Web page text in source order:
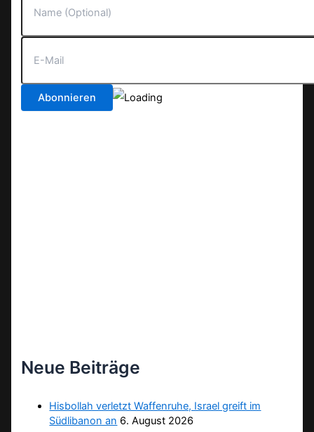
Neue Beiträge
Hisbollah verletzt Waffenruhe, Israel greift im
Südlibanon an 6. August 2026